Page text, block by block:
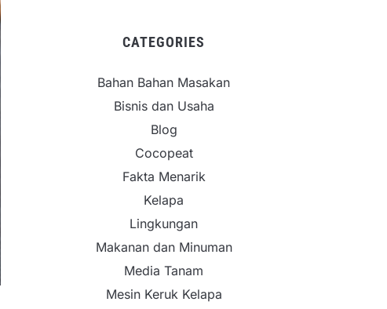
CATEGORIES
Bahan Bahan Masakan
Bisnis dan Usaha
Blog
Cocopeat
Fakta Menarik
Kelapa
Lingkungan
Makanan dan Minuman
Media Tanam
Mesin Keruk Kelapa